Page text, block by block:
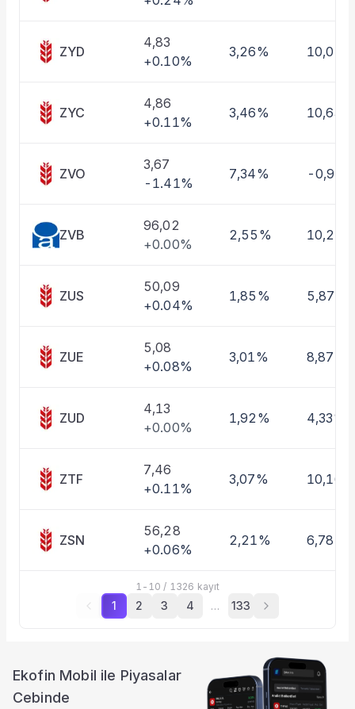
ZYD
4,83
+0.10%
3,26% 10,01%
ZYC
4,86
+0.11%
3,46% 10,63%
ZVO
3,67
-1.41%
7,34% -0,97%
ZVB
96,02
+0.00%
2,55%
ZUS
50,09
+0.04%
1,85% 5,87%
ZUE
5,08
+0.08%
3,01% 8,87%
ZUD
4,13
+0.00%
1,92% 4,33%
ZTF
7,46
+0.11%
3,07% 10,16%
ZSN
56,28
+0.06%
2,21% 6,78%
1 - 10 / 1326 kayıt
1 2 3 4 … 133
Ekofin Mobil ile Piyasalar
Cebinde